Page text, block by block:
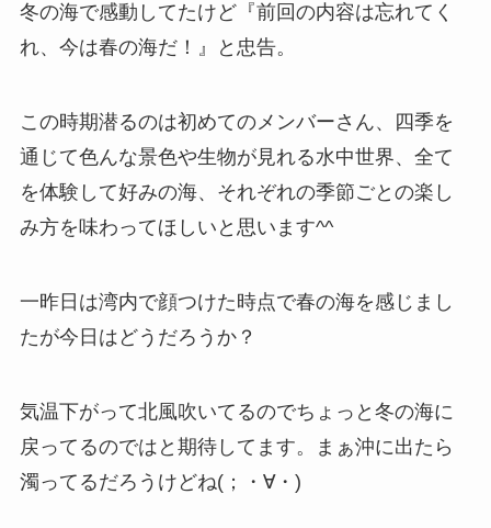
冬の海で感動してたけど『前回の内容は忘れてく
れ、今は春の海だ！』と忠告。
この時期潜るのは初めてのメンバーさん、四季を
通じて色んな景色や生物が見れる水中世界、全て
を体験して好みの海、それぞれの季節ごとの楽し
み方を味わってほしいと思います^^
一昨日は湾内で顔つけた時点で春の海を感じまし
たが今日はどうだろうか？
気温下がって北風吹いてるのでちょっと冬の海に
戻ってるのではと期待してます。まぁ沖に出たら
濁ってるだろうけどね(；・∀・)